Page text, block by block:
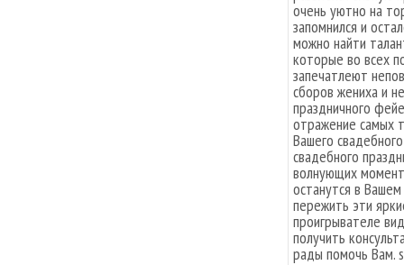
очень уютно на
запомнился и
можно найти
которые во всех
запечатлеют
сборов жениха и
праздничного
отражение самых
Вашего
свадебного
волнующих
останутся в
пережить эти
проигрывателе
получить
рады помочь Вам.